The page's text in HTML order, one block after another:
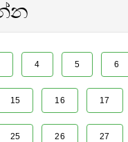
4 5 6
15 16 17
25 26 27